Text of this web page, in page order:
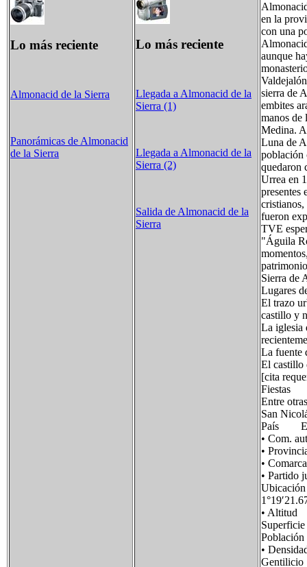
Lo más reciente
Almonacid de la Sierra
Panorámicas de Almonacid
de la Sierra
Lo más reciente
Llegada a Almonacid de la
Sierra (1)
Llegada a Almonacid de la
Sierra (2)
Salida de Almonacid de la
Sierra
en la
con una
aunque
sierra de
embites
manos de
Medina.
Luna de
población
quedaron
Urrea en
presentes
fueron
TVE
"Águila
Sierra de
Lugares
El trazo
castillo y
La iglesia
La fuente
El castillo
[cita
Fiestas
Entre
San
País
• Com.
•
•
•
•
•